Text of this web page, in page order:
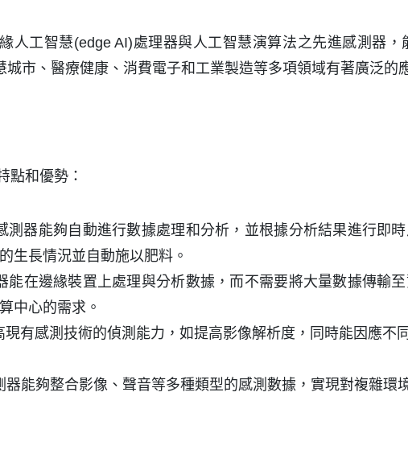
人工智慧(edge AI)處理器與人工智慧演算法之先進感測器
市、醫療健康、消費電子和工業製造等多項領域有著廣泛的
點和優勢：
測器能夠自動進行數據處理和分析，並根據分析結果進行即
生長情況並自動施以肥料。
能在邊緣裝置上處理與分析數據，而不需要將大量數據傳輸
中心的需求。
現有感測技術的偵測能力，如提高影像解析度，同時能因應不
器能夠整合影像、聲音等多種類型的感測數據，實現對複雜環